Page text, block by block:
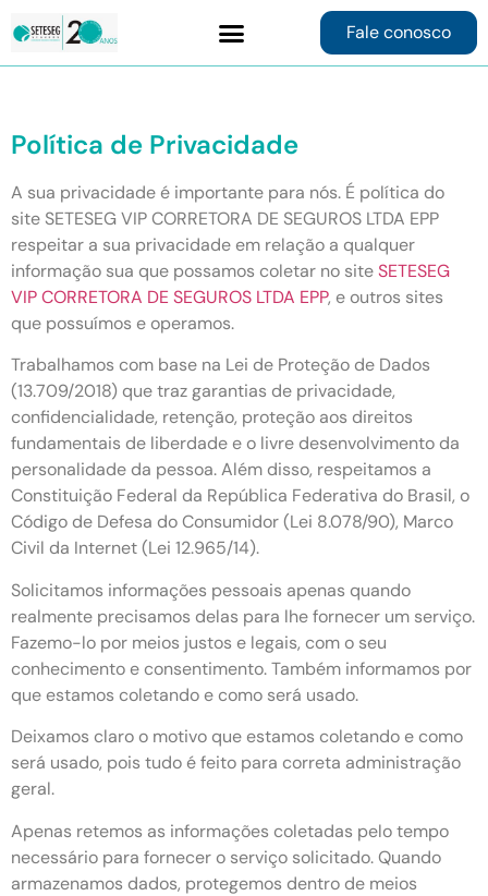
Fale conosco
Política de Privacidade
A sua privacidade é importante para nós. É política do
site SETESEG VIP CORRETORA DE SEGUROS LTDA EPP
respeitar a sua privacidade em relação a qualquer
informação sua que possamos coletar no siteSETESEG
VIP CORRETORA DE SEGUROS LTDA EPP, e outros sites
que possuímos e operamos.
Trabalhamos com base na Lei de Proteção de Dados
(13.709/2018) que traz garantias de privacidade,
confidencialidade, retenção, proteção aos direitos
fundamentais de liberdade e o livre desenvolvimento da
personalidade da pessoa. Além disso, respeitamos a
Constituição Federal da República Federativa do Brasil, o
Código de Defesa do Consumidor (Lei 8.078/90), Marco
Civil da Internet (Lei 12.965/14).
Solicitamos informações pessoais apenas quando
realmente precisamos delas para lhe fornecer um serviço.
Fazemo-lo por meios justos e legais, com o seu
conhecimento e consentimento. Também informamos por
que estamos coletando e como será usado.
Deixamos claro o motivo que estamos coletando e como
será usado, pois tudo é feito para correta administração
geral.
Apenas retemos as informações coletadas pelo tempo
necessário para fornecer o serviço solicitado. Quando
armazenamos dados, protegemos dentro de meios